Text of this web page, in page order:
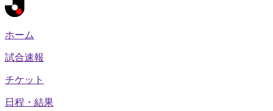
ホーム
試合速報
チケット
日程・結果